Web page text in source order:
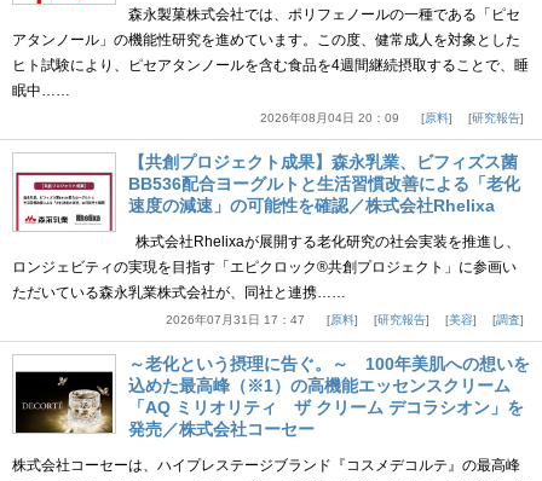
森永製菓株式会社では、ポリフェノールの一種である「ピセ
アタンノール」の機能性研究を進めています。この度、健常成人を対象とした
ヒト試験により、ピセアタンノールを含む食品を4週間継続摂取することで、睡
眠中……
2026年08月04日 20：09 原料 研究報告
【共創プロジェクト成果】森永乳業、ビフィズス菌
BB536配合ヨーグルトと生活習慣改善による「老化
速度の減速」の可能性を確認／株式会社Rhelixa
株式会社Rhelixaが展開する老化研究の社会実装を推進し、
ロンジェビティの実現を目指す「エピクロック®共創プロジェクト」に参画い
ただいている森永乳業株式会社が、同社と連携……
2026年07月31日 17：47 原料 研究報告 美容 調査
～老化という摂理に告ぐ。～ 100年美肌への想いを
込めた最高峰（※1）の高機能エッセンスクリーム
「AQ ミリオリティ ザ クリーム デコラシオン」を
発売／株式会社コーセー
株式会社コーセーは、ハイプレステージブランド『コスメデコルテ』の最高峰